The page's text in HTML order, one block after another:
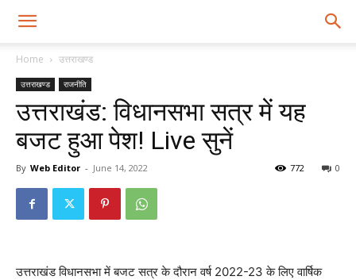
Home उत्तराखण्ड
उत्तराखण्ड राजनीति
उत्तराखंड: विधानसभा सत्र में यह
बजट हुआ पेश! Live सुनें
By Web Editor - June 14, 2022 0
772
उत्तराखंड विधानसभा में बजट सत्र के दौरान वर्ष 2022-23 के लिए वार्षिक